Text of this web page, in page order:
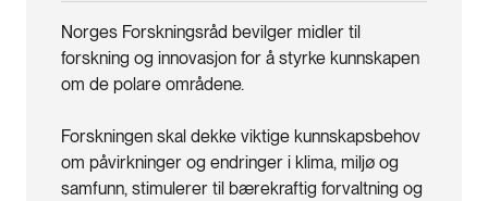
Norges Forskningsråd bevilger midler til
forskning og innovasjon for å styrke kunnskapen
om de polare områdene.
Forskningen skal dekke viktige kunnskapsbehov
om påvirkninger og endringer i klima, miljø og
samfunn, stimulerer til bærekraftig forvaltning og